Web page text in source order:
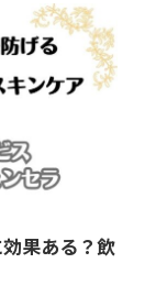
果ある？飲